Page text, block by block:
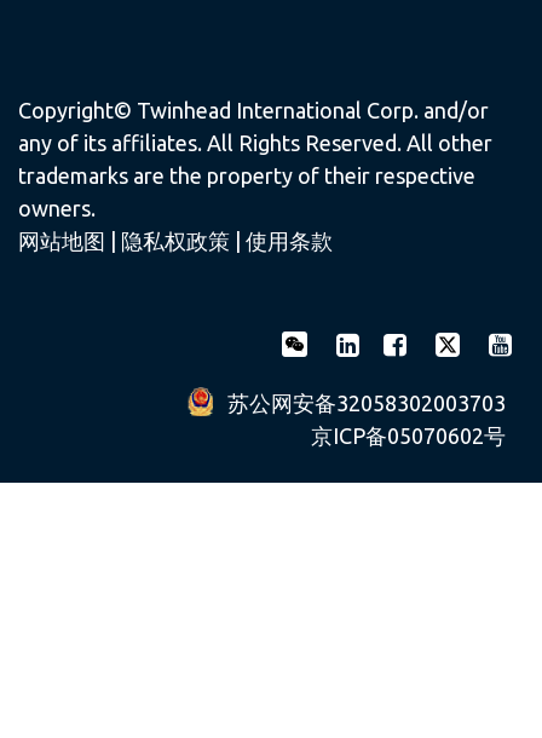
Copyright© Twinhead International Corp. and/or
any of its affiliates. All Rights Reserved. All other
trademarks are the property of their respective
owners.
网站地图
隐私权政策 使用条款
苏公网安备32058302003703
京ICP备05070602号